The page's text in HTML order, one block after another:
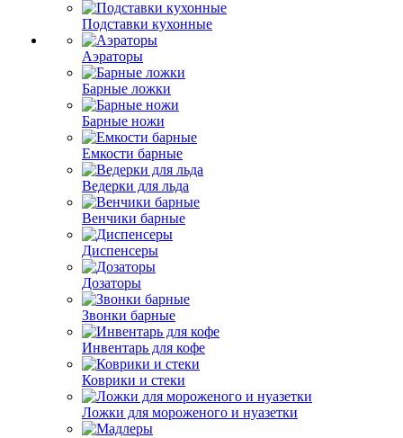
Подставки кухонные
Аэраторы
Барные ложки
Барные ножи
Емкости барные
Ведерки для льда
Венчики барные
Диспенсеры
Дозаторы
Звонки барные
Инвентарь для кофе
Коврики и стеки
Ложки для мороженого и нуазетки